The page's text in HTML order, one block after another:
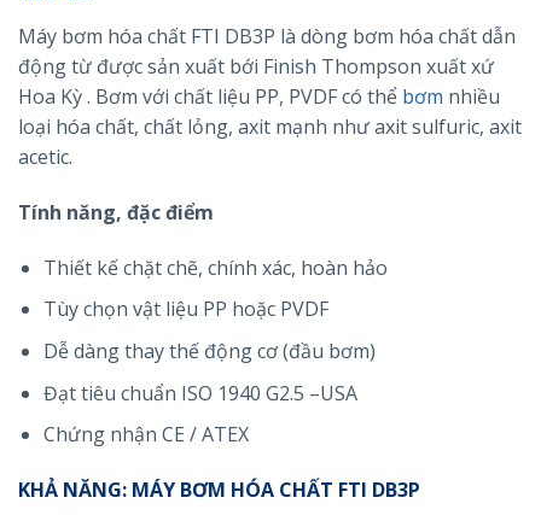
Máy bơm hóa chất FTI DB3P là dòng bơm hóa chất dẫn
động từ được sản xuất bới Finish Thompson xuất xứ
Hoa Kỳ . Bơm với chất liệu PP, PVDF có thể bơm nhiều
loại hóa chất, chất lỏng, axit mạnh như axit sulfuric, axit
acetic.
Tính năng, đặc điểm
Thiết kế chặt chẽ, chính xác, hoàn hảo
Tùy chọn vật liệu PP hoặc PVDF
Dễ dàng thay thế động cơ (đầu bơm)
Đạt tiêu chuẩn ISO 1940 G2.5 –USA
Chứng nhận CE / ATEX
KHẢ NĂNG: MÁY BƠM HÓA CHẤT FTI DB3P